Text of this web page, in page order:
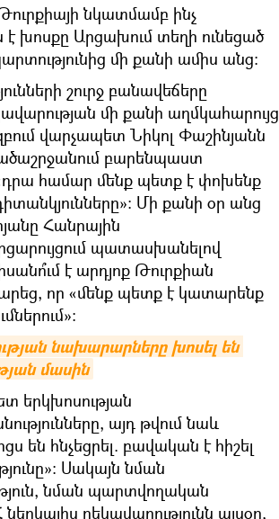
նկատմամբ ինչ
խոսքը Արցախում տեղի ունեցած
մի քանի ամիս անց։
շուրջ բանավեճերը
մի քանի աղմկահարույց
վարչապետ Նիկոլ Փաշինյանն
բարենպաստ
համար մենք պետք է փոխենք
Մի քանի օր անց
Հանրային
պատասխանելով
է արդյոք Թուրքիան
որ «մենք պետք է կատարենք
նախարարները խոսել են
մասին
երկխոսության
այդ թվում նաև
են հնչեցրել. բավական է հիշել
Սակայն նման
նման պարտվողական
ղեկավարությունն այսօր,